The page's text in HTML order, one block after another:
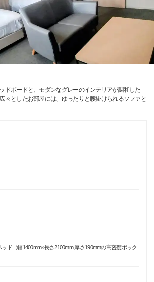
ドボードと、モダンなグレーのインテリアが調和した
々としたお部屋には、ゆったりと腰掛けられるソファと
ド（幅1400mm×長さ2100mm 厚さ190mmの高密度ボック